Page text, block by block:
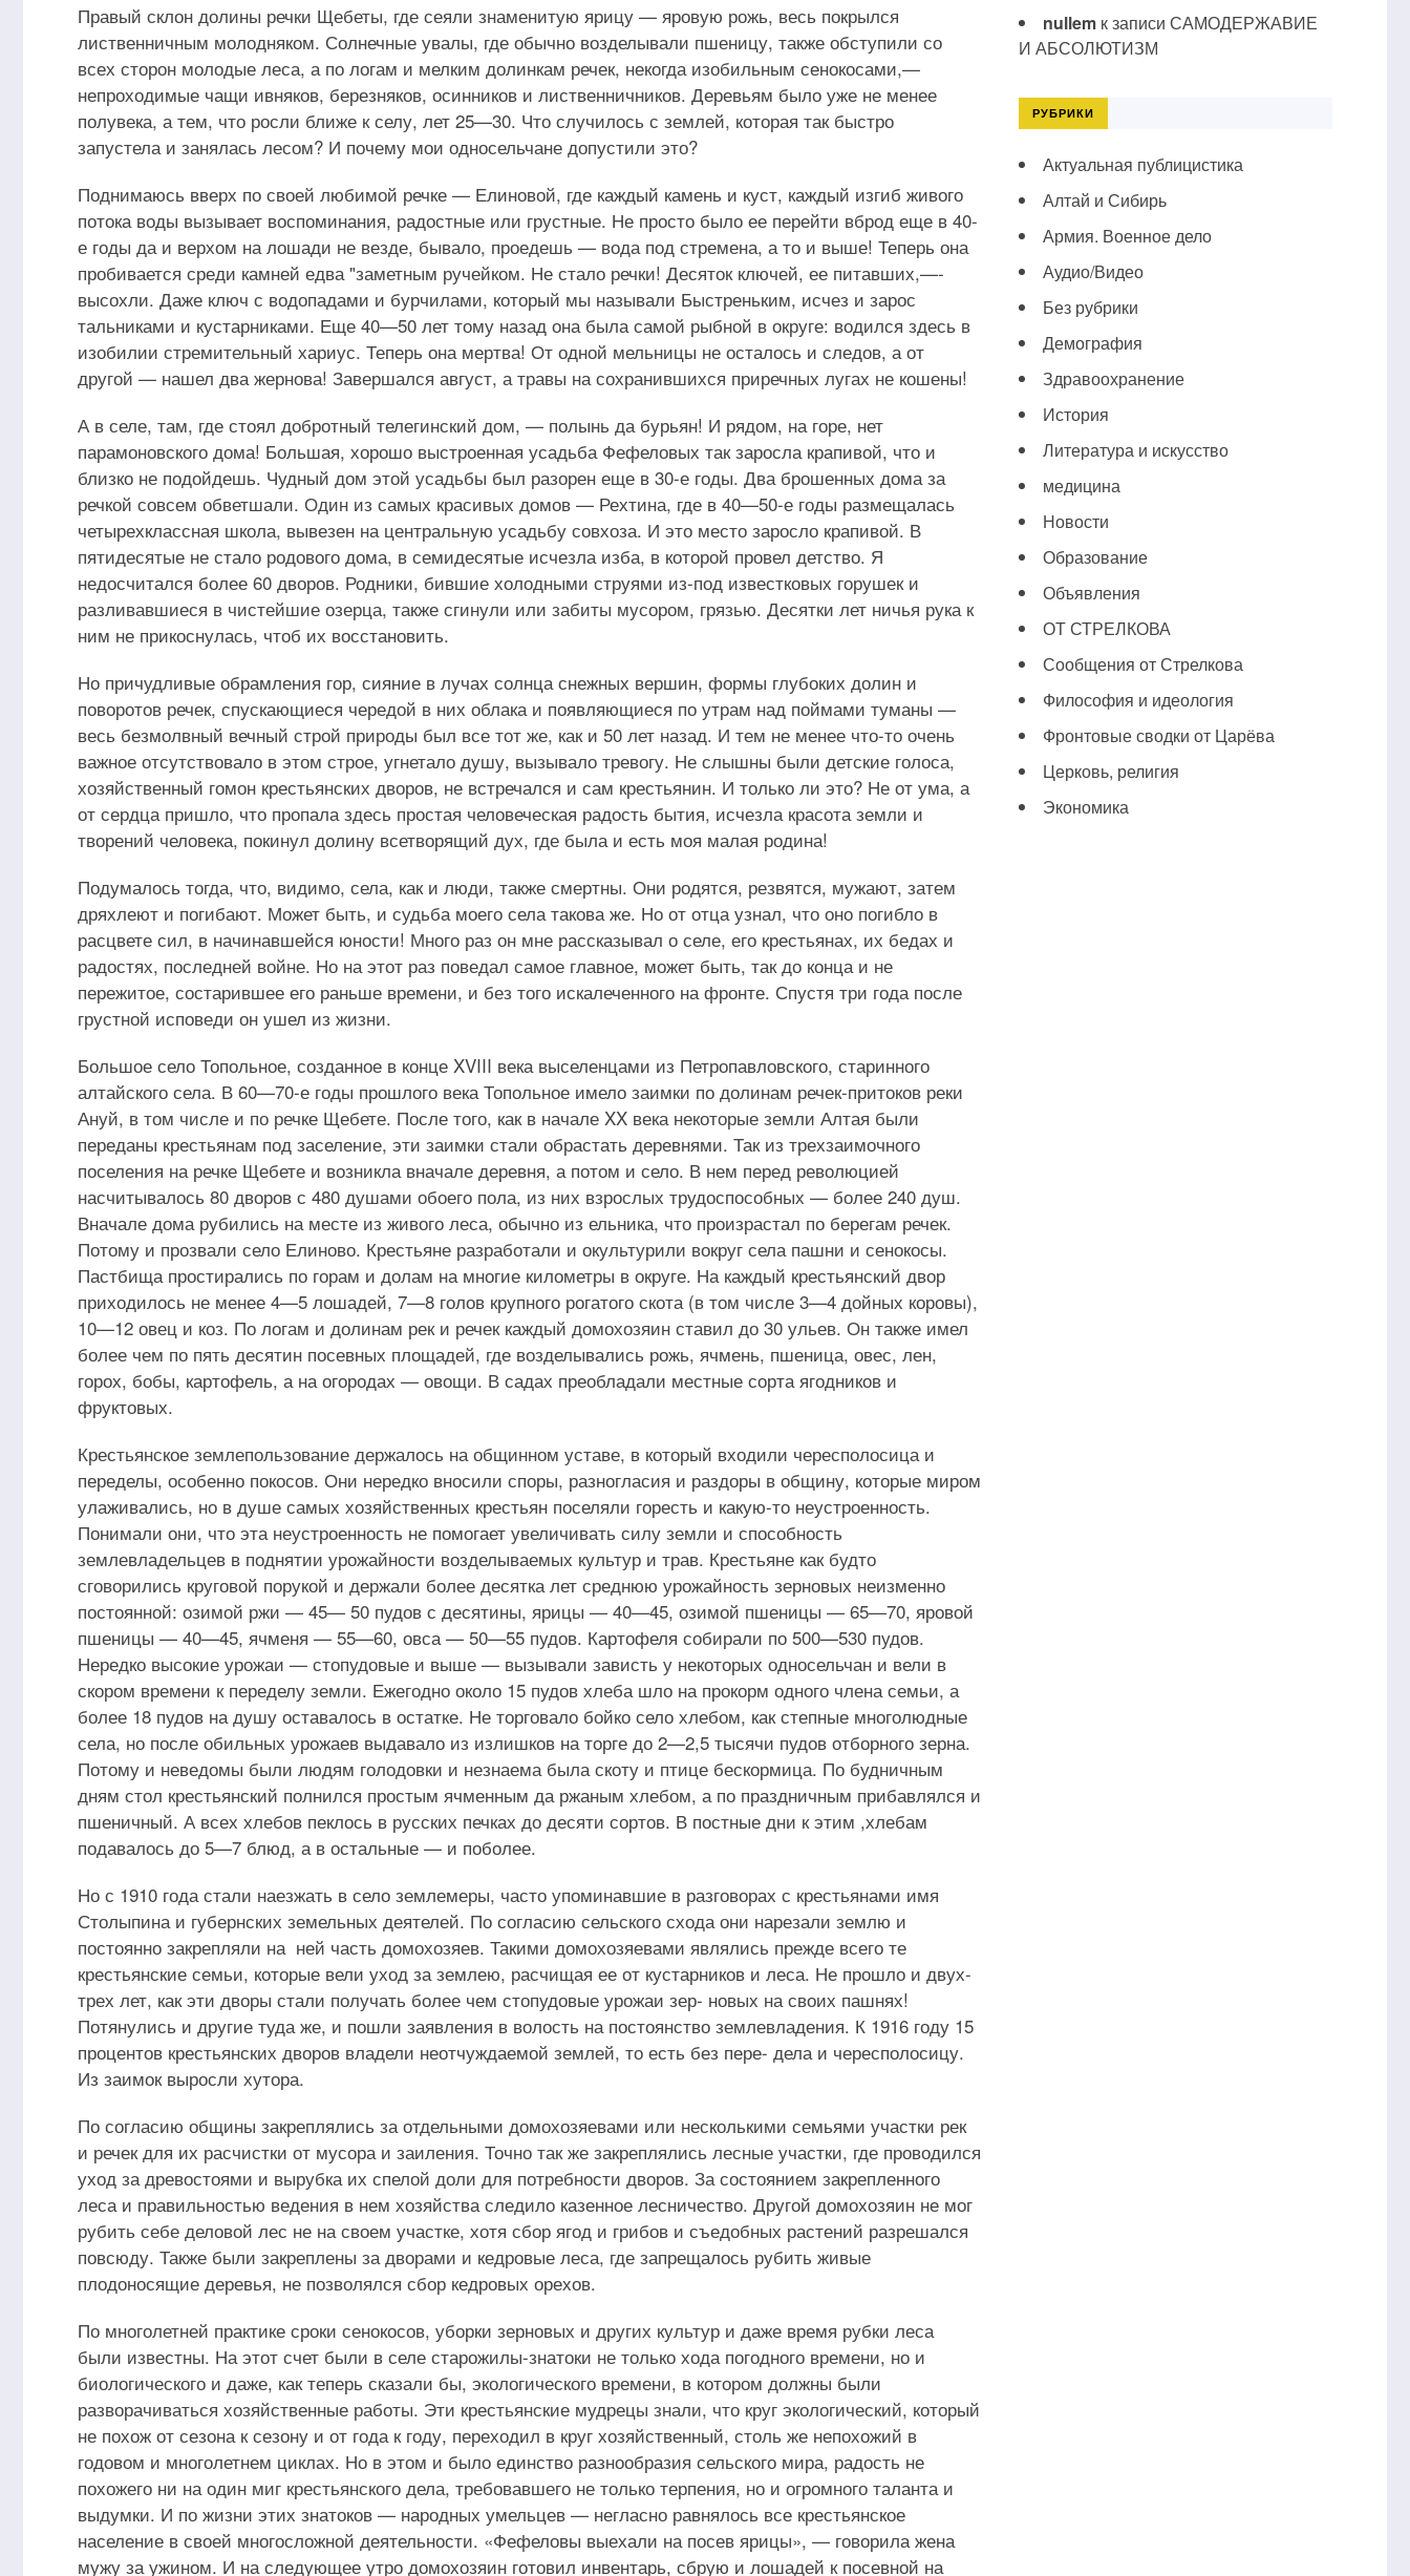
Правый склон долины речки Щебеты, где сеяли знаменитую ярицу — яровую рожь, весь покрылся
лиственничным молодняком. Солнечные увалы, где обычно возделывали пшеницу, также обступили со
всех сторон молодые леса, а по логам и мелким долинкам речек, некогда изобильным сенокосами,—
непроходимые чащи ивняков, березняков, осинников и лиственничников. Деревьям было уже не менее
полувека, а тем, что росли ближе к селу, лет 25—30. Что случилось с землей, которая так быстро
запустела и занялась лесом? И почему мои односельчане допустили это?
Поднимаюсь вверх по своей любимой речке — Елиновой, где каждый камень и куст, каждый изгиб живого
потока воды вызывает воспоминания, радостные или грустные. Не просто было ее перейти вброд еще в 40-
е годы да и верхом на лошади не везде, бывало, проедешь — вода под стремена, а то и выше! Теперь она
пробивается среди камней едва "заметным ручейком. Не стало речки! Десяток ключей, ее питавших,—-
высохли. Даже ключ с водопадами и бурчилами, который мы называли Быстреньким, исчез и зарос
тальниками и кустарниками. Еще 40—50 лет тому назад она была самой рыбной в округе: водился здесь в
изобилии стремительный хариус. Теперь она мертва! От одной мельницы не осталось и следов, а от
другой — нашел два жернова! Завершался август, а травы на сохранившихся приречных лугах не кошены!
А в селе, там, где стоял добротный телегинский дом, — полынь да бурьян! И рядом, на горе, нет
парамоновского дома! Большая, хорошо выстроенная усадьба Фефеловых так заросла крапивой, что и
близко не подойдешь. Чудный дом этой усадьбы был разорен еще в 30-е годы. Два брошенных дома за
речкой совсем обветшали. Один из самых красивых домов — Рехтина, где в 40—50-е годы размещалась
четырехклассная школа, вывезен на центральную усадьбу совхоза. И это место заросло крапивой. В
пятидесятые не стало родового дома, в семидесятые исчезла изба, в которой провел детство. Я
недосчитался более 60 дворов. Родники, бившие холодными струями из-под известковых горушек и
разливавшиеся в чистейшие озерца, также сгинули или забиты мусором, грязью. Десятки лет ничья рука к
ним не прикоснулась, чтоб их восстановить.
Но причудливые обрамления гор, сияние в лучах солнца снежных вершин, формы глубоких долин и
поворотов речек, спускающиеся чередой в них облака и появляющиеся по утрам над поймами туманы —
весь безмолвный вечный строй природы был все тот же, как и 50 лет назад. И тем не менее что-то очень
важное отсутствовало в этом строе, угнетало душу, вызывало тревогу. Не слышны были детские голоса,
хозяйственный гомон крестьянских дворов, не встречался и сам крестьянин. И только ли это? Не от ума, а
от сердца пришло, что пропала здесь простая человеческая радость бытия, исчезла красота земли и
творений человека, покинул долину всетворящий дух, где была и есть моя малая родина!
Подумалось тогда, что, видимо, села, как и люди, также смертны. Они родятся, резвятся, мужают, затем
дряхлеют и погибают. Может быть, и судьба моего села такова же. Но от отца узнал, что оно погибло в
расцвете сил, в начинавшейся юности! Много раз он мне рассказывал о селе, его крестьянах, их бедах и
радостях, последней войне. Но на этот раз поведал самое главное, может быть, так до конца и не
пережитое, состарившее его раньше времени, и без того искалеченного на фронте. Спустя три года после
грустной исповеди он ушел из жизни.
Большое село Топольное, созданное в конце XVIII века выселенцами из Петропавловского, старинного
алтайского села. В 60—70-е годы прошлого века Топольное имело заимки по долинам речек-притоков реки
Ануй, в том числе и по речке Щебете. После того, как в начале XX века некоторые земли Алтая были
переданы крестьянам под заселение, эти заимки стали обрастать деревнями. Так из трехзаимочного
поселения на речке Щебете и возникла вначале деревня, а потом и село. В нем перед революцией
насчитывалось 80 дворов с 480 душами обоего пола, из них взрослых трудоспособных — более 240 душ.
Вначале дома рубились на месте из живого леса, обычно из ельника, что произрастал по берегам речек.
Потому и прозвали село Елиново. Крестьяне разработали и окультурили вокруг села пашни и сенокосы.
Пастбища простирались по горам и долам на многие километры в округе. На каждый крестьянский двор
приходилось не менее 4—5 лошадей, 7—8 голов крупного рогатого скота (в том числе 3—4 дойных коровы),
10—12 овец и коз. По логам и долинам рек и речек каждый домохозяин ставил до 30 ульев. Он также имел
более чем по пять десятин посевных площадей, где возделывались рожь, ячмень, пшеница, овес, лен,
горох, бобы, картофель, а на огородах — овощи. В садах преобладали местные сорта ягодников и
фруктовых.
Крестьянское землепользование держалось на общинном уставе, в который входили чересполосица и
переделы, особенно покосов. Они нередко вносили споры, разногласия и раздоры в общину, которые миром
улаживались, но в душе самых хозяйственных крестьян поселяли горесть и какую-то неустроенность.
Понимали они, что эта неустроенность не помогает увеличивать силу земли и способность
землевладельцев в поднятии урожайности возделываемых культур и трав. Крестьяне как будто
сговорились круговой порукой и держали более десятка лет среднюю урожайность зерновых неизменно
постоянной: озимой ржи — 45— 50 пудов с десятины, ярицы — 40—45, озимой пшеницы — 65—70, яровой
пшеницы — 40—45, ячменя — 55—60, овса — 50—55 пудов. Картофеля собирали по 500—530 пудов.
Нередко высокие урожаи — стопудовые и выше — вызывали зависть у некоторых односельчан и вели в
скором времени к переделу земли. Ежегодно около 15 пудов хлеба шло на прокорм одного члена семьи, а
более 18 пудов на душу оставалось в остатке. Не торговало бойко село хлебом, как степные многолюдные
села, но после обильных урожаев выдавало из излишков на торге до 2—2,5 тысячи пудов отборного зерна.
Потому и неведомы были людям голодовки и незнаема была скоту и птице бескормица. По будничным
дням стол крестьянский полнился простым ячменным да ржаным хлебом, а по праздничным прибавлялся и
пшеничный. А всех хлебов пеклось в русских печках до десяти сортов. В постные дни к этим ,хлебам
подавалось до 5—7 блюд, а в остальные — и поболее.
Но с 1910 года стали наезжать в село землемеры, часто упоминавшие в разговорах с крестьянами имя
Столыпина и губернских земельных деятелей. По согласию сельского схода они нарезали землю и
постоянно закрепляли на ней часть домохозяев. Такими домохозяевами являлись прежде всего те
крестьянские семьи, которые вели уход за землею, расчищая ее от кустарников и леса. Не прошло и двух-
трех лет, как эти дворы стали получать более чем стопудовые урожаи зер- новых на своих пашнях!
Потянулись и другие туда же, и пошли заявления в волость на постоянство землевладения. К 1916 году 15
процентов крестьянских дворов владели неотчуждаемой землей, то есть без пере- дела и чересполосицу.
Из заимок выросли хутора.
По согласию общины закреплялись за отдельными домохозяевами или несколькими семьями участки рек
и речек для их расчистки от мусора и заиления. Точно так же закреплялись лесные участки, где проводился
уход за древостоями и вырубка их спелой доли для потребности дворов. За состоянием закрепленного
леса и правильностью ведения в нем хозяйства следило казенное лесничество. Другой домохозяин не мог
рубить себе деловой лес не на своем участке, хотя сбор ягод и грибов и съедобных растений разрешался
повсюду. Также были закреплены за дворами и кедровые леса, где запрещалось рубить живые
плодоносящие деревья, не позволялся сбор кедровых орехов.
По многолетней практике сроки сенокосов, уборки зерновых и других культур и даже время рубки леса
были известны. На этот счет были в селе старожилы-знатоки не только хода погодного времени, но и
биологического и даже, как теперь сказали бы, экологического времени, в котором должны были
разворачиваться хозяйственные работы. Эти крестьянские мудрецы знали, что круг экологический, который
не похож от сезона к сезону и от года к году, переходил в круг хозяйственный, столь же непохожий в
годовом и многолетнем циклах. Но в этом и было единство разнообразия сельского мира, радость не
похожего ни на один миг крестьянского дела, требовавшего не только терпения, но и огромного таланта и
выдумки. И по жизни этих знатоков — народных умельцев — негласно равнялось все крестьянское
население в своей многосложной деятельности. «Фефеловы выехали на посев ярицы», — говорила жена
мужу за ужином. И на следующее утро домохозяин готовил инвентарь, сбрую и лошадей к посевной на
nullemк записи САМОДЕРЖАВИЕ
И АБСОЛЮТИЗМ
РУБРИКИ
Актуальная публицистика
Алтай и Сибирь
Армия. Военное дело
Аудио/Видео
Без рубрики
Демография
Здравоохранение
История
Литература и искусство
медицина
Новости
Образование
Объявления
ОТ СТРЕЛКОВА
Сообщения от Стрелкова
Философия и идеология
Фронтовые сводки от Царёва
Церковь, религия
Экономика